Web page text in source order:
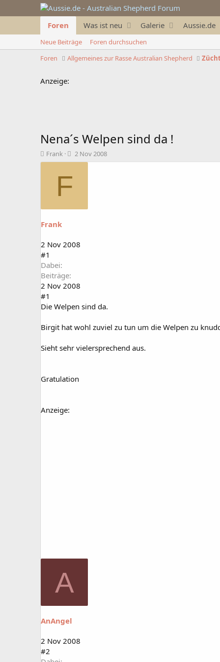
Foren Was ist neu Galerie Aussie.de
Neue Beiträge
Foren durchsuchen
Foren
Allgemeines zur Rasse Australian Shepherd
Anzeige:
Nena´s Welpen sind da !
T
h
a
t
r
Frank
B
e
m
2 Nov 2008
F
Frank
2 Nov 2008
#1
Dabei
Beiträge
2 Nov 2008
#1
Die Welpen sind da.
Birgit hat wohl zuviel zu tun um die Welpen zu
Sieht sehr vielersprechend aus.
Gratulation
Anzeige:
A
AnAngel
2 Nov 2008
#2